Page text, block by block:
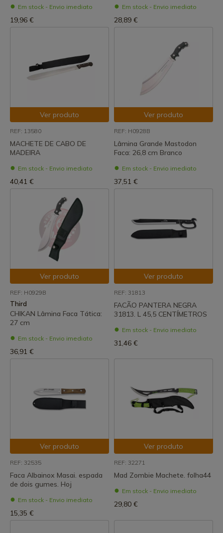
Em stock - Envio imediato
19,96 €
Em stock - Envio imediato
28,89 €
Ver produto
REF: 13580
MACHETE DE CABO DE
MADEIRA
Em stock - Envio imediato
40,41 €
Ver produto
REF: H0928B
Lâmina Grande Mastodon
Faca: 26,8 cm Branco
Em stock - Envio imediato
37,51 €
Ver produto
REF: H0929B
Third
CHIKAN Lâmina Faca Tática:
27 cm
Em stock - Envio imediato
36,91 €
Ver produto
REF: 31813
FACÃO PANTERA NEGRA
31813. L 45,5 CENTÍMETROS
Em stock - Envio imediato
31,46 €
Ver produto
REF: 32535
Faca Albainox Masai. espada
de dois gumes. Hoj
Em stock - Envio imediato
15,35 €
Ver produto
REF: 32271
Mad Zombie Machete. folha44
Em stock - Envio imediato
29,80 €